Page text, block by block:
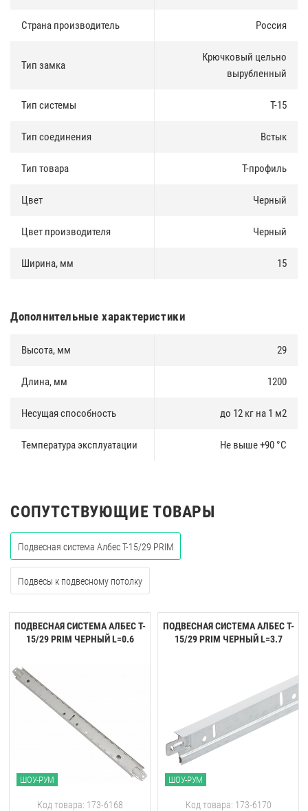
Страна производитель Россия
Тип замка
Крючковый цельно
вырубленный
Тип системы Т-15
Тип соединения Встык
Тип товара Т-профиль
Цвет Черный
Цвет производителя Черный
Ширина, мм 15
Дополнительные характеристики
Высота, мм 29
Длина, мм 1200
Несущая способность до 12 кг на 1 м2
Температура эксплуатации Не выше +90 °C
СОПУТСТВУЮЩИЕ ТОВАРЫ
Подвесная система Албес T-15/29 PRIM
Подвесы к подвесному потолку
ПОДВЕСНАЯ СИСТЕМА АЛБЕС T-
15/29 PRIM ЧЕРНЫЙ L=0.6
ШОУ-РУМ
Код товара: 173-6168
ПОДВЕСНАЯ СИСТЕМА АЛБЕС T-
15/29 PRIM ЧЕРНЫЙ L=3.7
ШОУ-РУМ
Код товара: 173-6170